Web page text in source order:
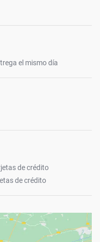
el mismo día
de crédito
de crédito